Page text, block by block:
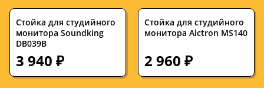
Диаметр ВЧ-
динамика, дюймы
— 1
Диаметр СЧ-
Стойка для студийного
монитора Soundking
DB039B
3 940 ₽
Стойка для студийного
монитора Alctron MS140
2 960 ₽